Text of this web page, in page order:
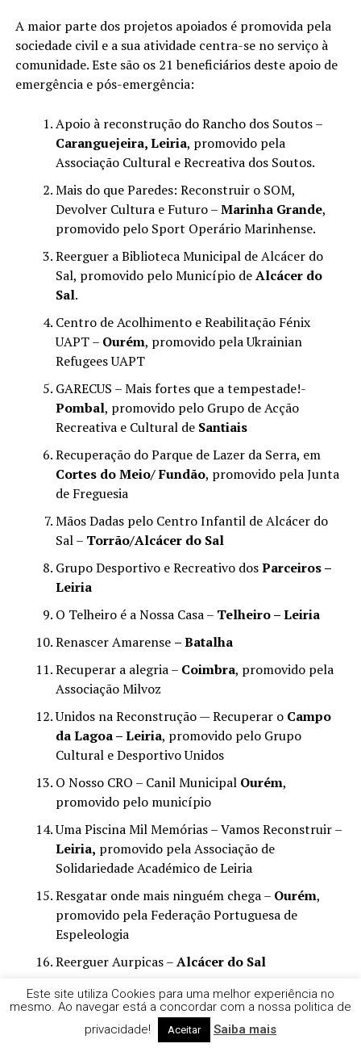
A maior parte dos projetos apoiados é promovida pela
sociedade civil e a sua atividade centra-se no serviço à
comunidade. Este são os 21 beneficiários deste apoio de
emergência e pós-emergência:
Apoio à reconstrução do Rancho dos Soutos –
Caranguejeira, Leiria, promovido pela
Associação Cultural e Recreativa dos Soutos.
Mais do que Paredes: Reconstruir o SOM,
Devolver Cultura e Futuro –Marinha Grande,
promovido pelo Sport Operário Marinhense.
Reerguer a Biblioteca Municipal de Alcácer do
Sal, promovido pelo Município deAlcácer do
Sal.
Centro de Acolhimento e Reabilitação Fénix
UAPT – Ourém, promovido pela Ukrainian
Refugees UAPT
GARECUS – Mais fortes que a tempestade!-
Pombal, promovido pelo Grupo de Acção
Recreativa e Cultural deSantiais
Recuperação do Parque de Lazer da Serra, em
Cortes do Meio/ Fundão, promovido pela Junta
de Freguesia
Mãos Dadas pelo Centro Infantil de Alcácer do
Sal – Torrão/Alcácer do Sal
Grupo Desportivo e Recreativo dosParceiros –
Leiria
O Telheiro é a Nossa Casa – Telheiro – Leiria
Renascer Amarense – Batalha
Recuperar a alegria – Coimbra, promovido pela
Associação Milvoz
Unidos na Reconstrução — Recuperar o Campo
da Lagoa – Leiria, promovido pelo Grupo
Cultural e Desportivo Unidos
O Nosso CRO – Canil Municipal Ourém,
promovido pelo município
Uma Piscina Mil Memórias – Vamos Reconstruir –
Leiria, promovido pela Associação de
Solidariedade Académico de Leiria
Resgatar onde mais ninguém chega – Ourém,
promovido pela Federação Portuguesa de
Espeleologia
Reerguer Aurpicas –Alcácer do Sal
Reerguer o Campo das Lagoas após a Tempestade
Kristin –Pombal , promovido pelo Grupo
desportivo da Ilha
Este site utiliza Cookies para uma melhor experiência no
mesmo. Ao navegar está a concordar com a nossa politica de
privacidade!
Aceitar Saiba mais